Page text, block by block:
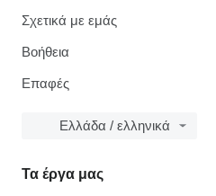
Σχετικά με εμάς
Βοήθεια
Επαφές
Ελλάδα / ελληνικά
Τα έργα μας